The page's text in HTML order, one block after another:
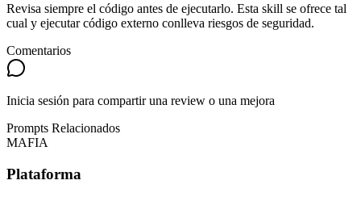
Revisa siempre el código antes de ejecutarlo. Esta skill se ofrece tal
cual y ejecutar código externo conlleva riesgos de seguridad.
Comentarios
Inicia sesión para compartir una review o una mejora
Prompts Relacionados
MAFIA
Plataforma